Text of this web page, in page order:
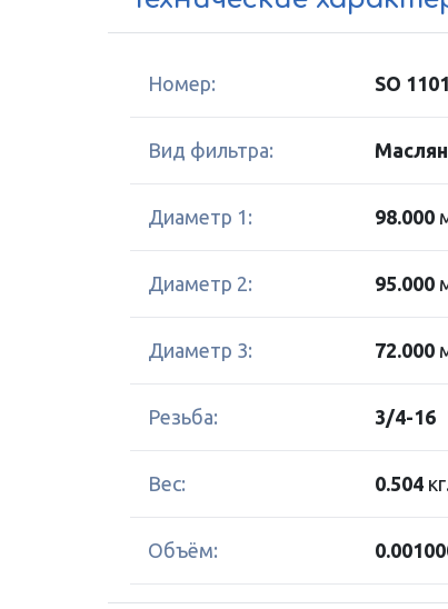
Номер: SO
Вид фильтра:
Диаметр 1: 98.000
Диаметр 2: 95.000
Диаметр 3: 72.000
Резьба: 3/4-16
Вес: 0.504
Объём: